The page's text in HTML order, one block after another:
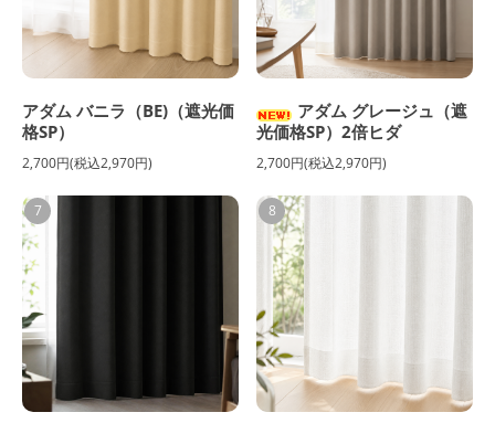
アダム バニラ（BE)（遮光価
格SP）
2,700円(税込2,970円)
アダム グレージュ（遮
光価格SP）2倍ヒダ
2,700円(税込2,970円)
7 8